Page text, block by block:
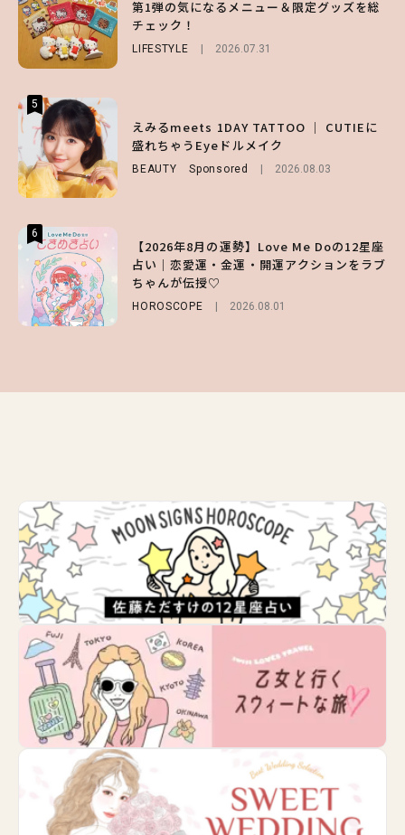
第1弾の気になるメニュー＆限定グッズを総
チェック！
LIFESTYLE 2026.07.31
5
えみるmeets 1DAY TATTOO ｜ CUTIEに
盛れちゃうEyeドルメイク
BEAUTY Sponsored 2026.08.03
6
【2026年8月の運勢】Love Me Doの12星座
占い｜恋愛運・金運・開運アクションをラブ
ちゃんが伝授♡
HOROSCOPE 2026.08.01
くりくるし、すごく新鮮で心地いい」ヘアカ
ットの様子を独占でお届け♡
ENTERTAINMENT 2026.07.30
5
キープの秘訣や夏の過ごし方など独占インタ
ビュー！
ENTERTAINMENT 2026.07.31
6
【SNIDEL】長濱ねるとロマンティックトラ
ッドな秋はじめ｜2026秋の新作コーデ4選
月直伝♡ ドライシャンプー「バティスト」
を使ったプロ級スタイリング3選
BEAUTY Sponsored
5
第1弾の気になるメニュー＆限定グッズを総
チェック！
2026.07.31
6
【GU】夏の“主役級”アイテム決定！ヘルシ
ー＆可愛すぎる「大人の肌見せ」トップス3
選
FASHION 2026.07.19